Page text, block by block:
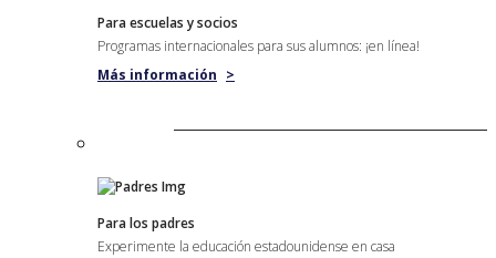
Para escuelas y socios
Programas internacionales para sus alumnos: ¡en línea!
Más información >
Para los padres
Experimente la educación estadounidense en casa